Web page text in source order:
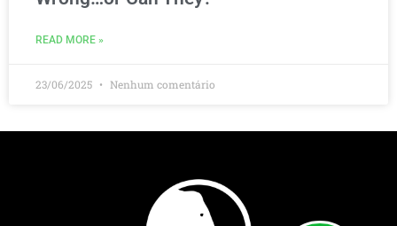
READ MORE »
23/06/2025 Nenhum comentário